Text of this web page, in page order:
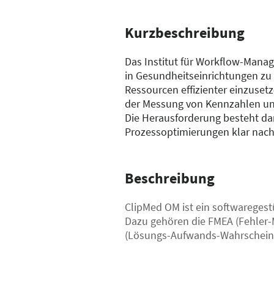
Kurzbeschreibung
Das Institut für Workflow-
in Gesundheitseinrichtungen
Ressourcen effizienter
der Messung von Kennzahlen
Die Herausforderung besteht
Prozessoptimierungen klar
Beschreibung
ClipMed OM ist ein
Dazu gehören die FMEA
(Lösungs-Aufwands-
können. Zusätzlich hilft
zu überwachen und